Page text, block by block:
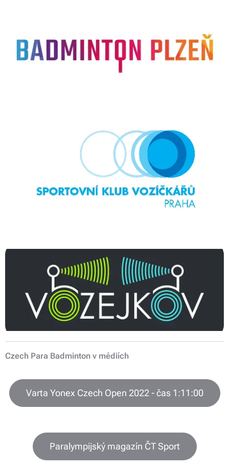
Czech Para Badminton v médiích
Varta Yonex Czech Open 2022 - čas 1:11:00
Paralympijský magazín ČT Sport